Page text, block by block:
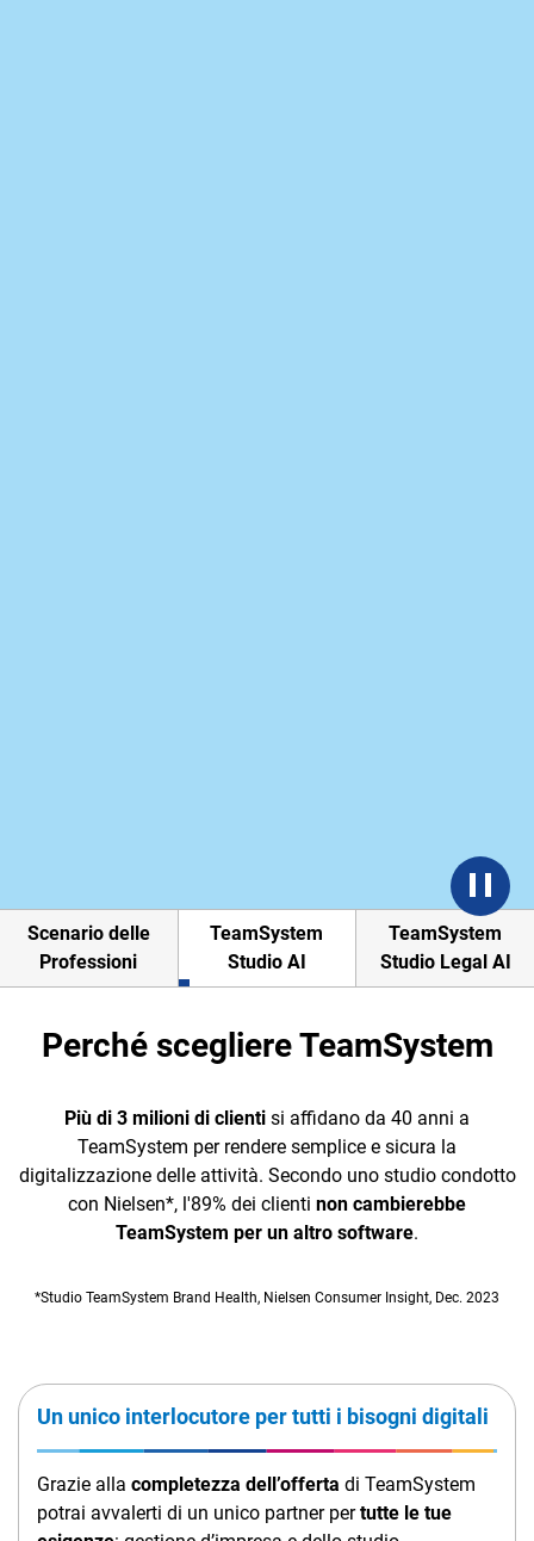
Scenario delle
Professioni
TeamSystem
Studio AI
TeamSystem
Studio Legal AI
Perché scegliere TeamSystem
Più di 3 milioni di clienti si affidano da 40 anni a
TeamSystem per rendere semplice e sicura la
digitalizzazione delle attività. Secondo uno studio condotto
con Nielsen*, l'89% dei clienti non cambierebbe
TeamSystem per un altro software.
*Studio TeamSystem Brand Health, Nielsen Consumer Insight, Dec. 2023
Un unico interlocutore per tutti i bisogni digitali
Grazie alla completezza dell’offerta di TeamSystem
potrai avvalerti di un unico partner pertutte le tue